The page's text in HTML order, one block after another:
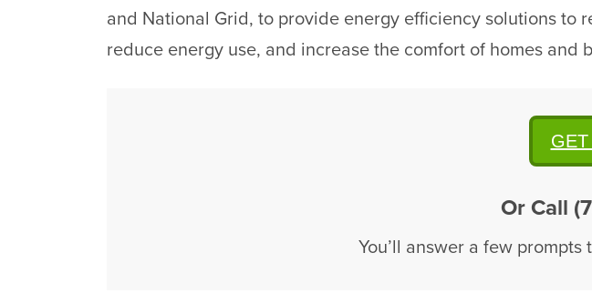
and National Grid, to provide energy efficiency solutions to
reduce energy use, and increase the comfort of homes and
Or Call
You’ll answer a few